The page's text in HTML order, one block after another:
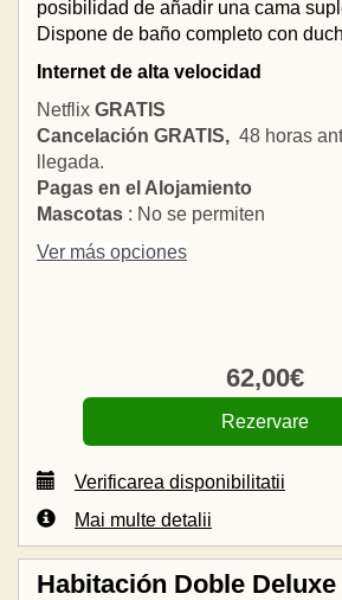
posibilidad de añadir una cama
Dispone de baño completo con
Internet de alta velocidad
Netflix GRATIS
Cancelación GRATIS, 48 horas
llegada.
Pagas en el Alojamiento
Mascotas : No se permiten
Ver más opciones
62,00€
Verificarea disponibilitatii
Mai multe detalii
Habitación Doble